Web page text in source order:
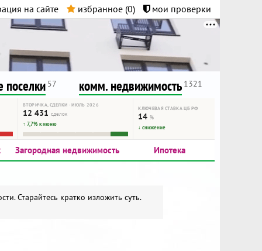
на сайте избранное (0) мои проверки
поселки 57 комм. недвижимость 1321
ВТОРИЧКА, СДЕЛКИ · ИЮЛЬ 2026
12 431 сделок
↑ 7,7% к июню
КЛЮЧЕВАЯ СТАВКА ЦБ РФ
14%
↓ снижение
Загородная недвижимость Ипотека
Старайтесь кратко изложить суть.